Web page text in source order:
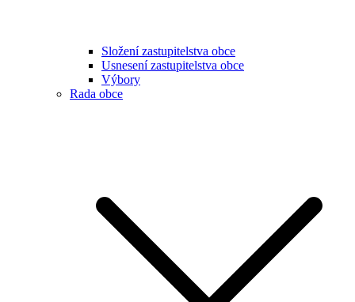
Složení zastupitelstva obce
Usnesení zastupitelstva obce
Výbory
Rada obce